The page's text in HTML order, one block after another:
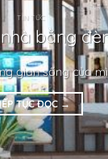
TIN TỨC
bằng
gian sống của
TỤC ĐỌC →